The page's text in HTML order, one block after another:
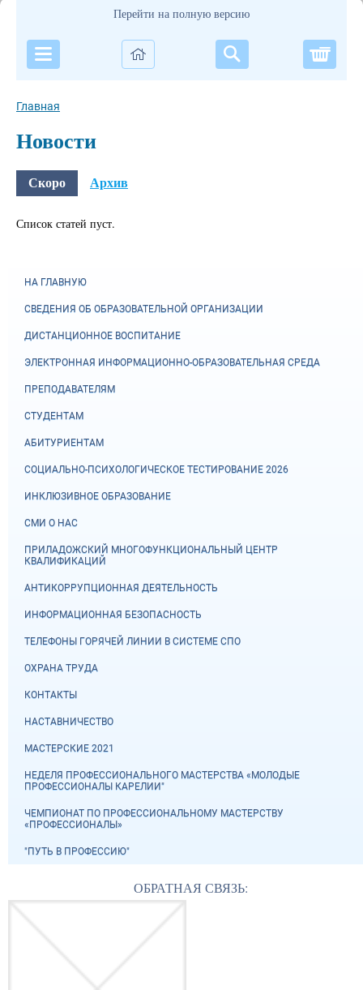
Перейти на полную версию
Главная
Новости
Скоро Архив
Список статей пуст.
НА ГЛАВНУЮ
СВЕДЕНИЯ ОБ ОБРАЗОВАТЕЛЬНОЙ ОРГАНИЗАЦИИ
ДИСТАНЦИОННОЕ ВОСПИТАНИЕ
ЭЛЕКТРОННАЯ ИНФОРМАЦИОННО-ОБРАЗОВАТЕЛЬНАЯ СРЕДА
ПРЕПОДАВАТЕЛЯМ
СТУДЕНТАМ
АБИТУРИЕНТАМ
СОЦИАЛЬНО-ПСИХОЛОГИЧЕСКОЕ ТЕСТИРОВАНИЕ 2026
ИНКЛЮЗИВНОЕ ОБРАЗОВАНИЕ
СМИ О НАС
ПРИЛАДОЖСКИЙ МНОГОФУНКЦИОНАЛЬНЫЙ ЦЕНТР
КВАЛИФИКАЦИЙ
АНТИКОРРУПЦИОННАЯ ДЕЯТЕЛЬНОСТЬ
ИНФОРМАЦИОННАЯ БЕЗОПАСНОСТЬ
ТЕЛЕФОНЫ ГОРЯЧЕЙ ЛИНИИ В СИСТЕМЕ СПО
ОХРАНА ТРУДА
КОНТАКТЫ
НАСТАВНИЧЕСТВО
МАСТЕРСКИЕ 2021
НЕДЕЛЯ ПРОФЕССИОНАЛЬНОГО МАСТЕРСТВА «МОЛОДЫЕ
ПРОФЕССИОНАЛЫ КАРЕЛИИ"
ЧЕМПИОНАТ ПО ПРОФЕССИОНАЛЬНОМУ МАСТЕРСТВУ
«ПРОФЕССИОНАЛЫ»
"ПУТЬ В ПРОФЕССИЮ"
ОБРАТНАЯ СВЯЗЬ: